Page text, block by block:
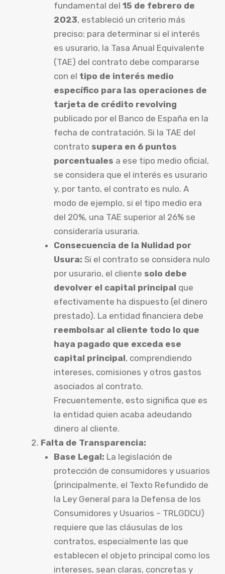
fundamental del 15 de febrero de
2023, estableció un criterio más
preciso: para determinar si el interés
es usurario, la Tasa Anual Equivalente
(TAE) del contrato debe compararse
con el tipo de interés medio
específico para las operaciones de
tarjeta de crédito revolving
publicado por el Banco de España en la
fecha de contratación. Si la TAE del
contrato supera en 6 puntos
porcentuales a ese tipo medio oficial,
se considera que el interés es usurario
y, por tanto, el contrato es nulo. A
modo de ejemplo, si el tipo medio era
del 20%, una TAE superior al 26% se
consideraría usuraria.
Consecuencia de la Nulidad por
Usura: Si el contrato se considera nulo
por usurario, el cliente solo debe
devolver el capital principal que
efectivamente ha dispuesto (el dinero
prestado). La entidad financiera debe
reembolsar al cliente todo lo que
haya pagado que exceda ese
capital principal, comprendiendo
intereses, comisiones y otros gastos
asociados al contrato.
Frecuentemente, esto significa que es
la entidad quien acaba adeudando
dinero al cliente.
Falta de Transparencia:
Base Legal: La legislación de
protección de consumidores y usuarios
(principalmente, el Texto Refundido de
la Ley General para la Defensa de los
Consumidores y Usuarios – TRLGDCU)
requiere que las cláusulas de los
contratos, especialmente las que
establecen el objeto principal como los
intereses, sean claras, concretas y